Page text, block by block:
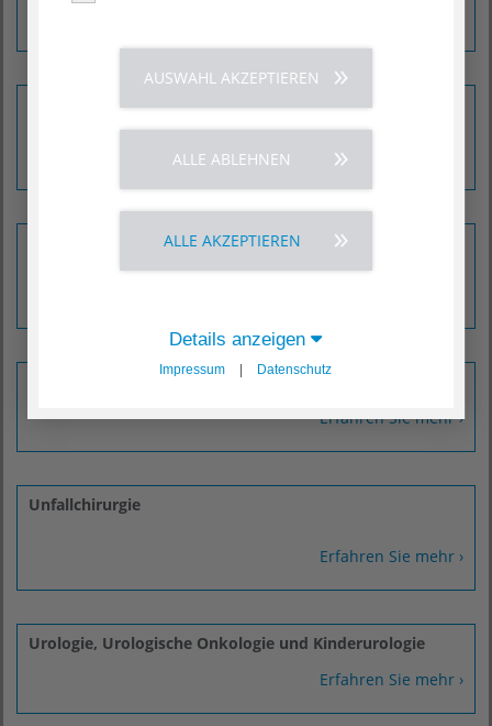
Erfahren Sie mehr ›
Diagnostische und Interventionelle Radiologie und
Erfahren Sie mehr ›
Unfallchirurgie
Erfahren Sie mehr ›
Urologie, Urologische Onkologie und Kinderurologie
Erfahren Sie mehr ›
AUSWAHL AKZEPTIEREN
ALLE ABLEHNEN
ALLE AKZEPTIEREN
Details anzeigen
Impressum | Datenschutz